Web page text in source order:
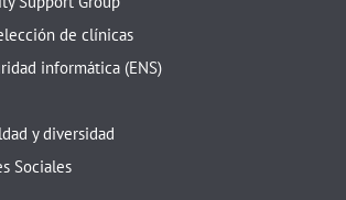
de clínicas
informática (ENS)
y diversidad
Sociales